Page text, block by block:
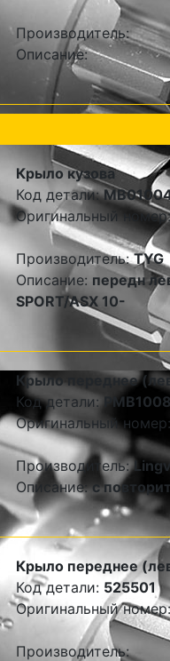
Производитель:
Описание:
Крыло кузова
Код детали:
Оригинальный номер:
Производитель:TYG
Описание: передн
SPORT/ASX 10-
Крыло переднее
Код детали:
Оригинальный номер:
Производитель:
Описание:с
Крыло переднее
Код детали: 525501
Оригинальный номер:
Производитель: